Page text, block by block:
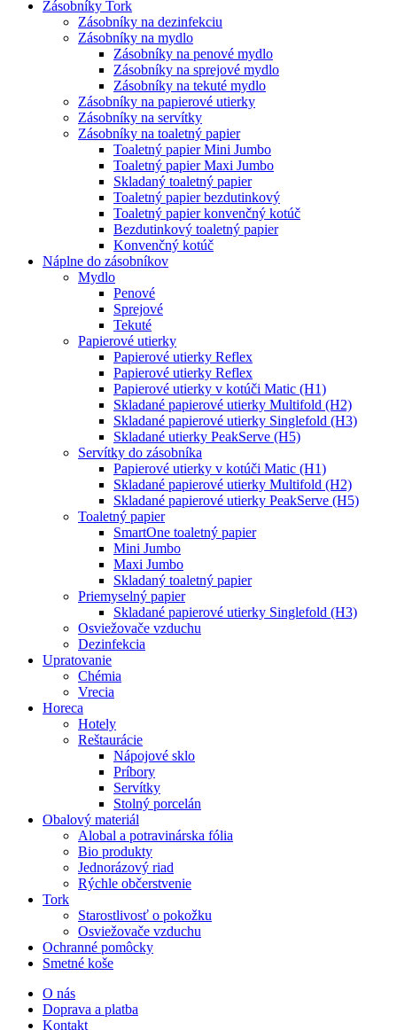
Zásobníky Tork
Zásobníky na dezinfekciu
Zásobníky na mydlo
Zásobníky na penové mydlo
Zásobníky na sprejové mydlo
Zásobníky na tekuté mydlo
Zásobníky na papierové utierky
Zásobníky na servítky
Zásobníky na toaletný papier
Toaletný papier Mini Jumbo
Toaletný papier Maxi Jumbo
Skladaný toaletný papier
Toaletný papier bezdutinkový
Toaletný papier konvenčný kotúč
Bezdutinkový toaletný papier
Konvenčný kotúč
Náplne do zásobníkov
Mydlo
Penové
Sprejové
Tekuté
Papierové utierky
Papierové utierky Reflex
Papierové utierky Reflex
Papierové utierky v kotúči Matic (H1)
Skladané papierové utierky Multifold (H2)
Skladané papierové utierky Singlefold (H3)
Skladané utierky PeakServe (H5)
Servítky do zásobníka
Papierové utierky v kotúči Matic (H1)
Skladané papierové utierky Multifold (H2)
Skladané papierové utierky PeakServe (H5)
Toaletný papier
SmartOne toaletný papier
Mini Jumbo
Maxi Jumbo
Skladaný toaletný papier
Priemyselný papier
Skladané papierové utierky Singlefold (H3)
Osviežovače vzduchu
Dezinfekcia
Upratovanie
Chémia
Vrecia
Horeca
Hotely
Reštaurácie
Nápojové sklo
Príbory
Servítky
Stolný porcelán
Obalový materiál
Alobal a potravinárska fólia
Bio produkty
Jednorázový riad
Rýchle občerstvenie
Tork
Starostlivosť o pokožku
Osviežovače vzduchu
Ochranné pomôcky
Smetné koše
O nás
Doprava a platba
Kontakt